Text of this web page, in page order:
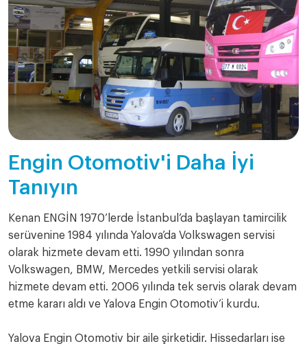
Engin Otomotiv'i Daha İyi
Tanıyın
Kenan ENGİN 1970’lerde İstanbul’da başlayan tamircilik
serüvenine 1984 yılında Yalova’da Volkswagen servisi
olarak hizmete devam etti. 1990 yılından sonra
Volkswagen, BMW, Mercedes yetkili servisi olarak
hizmete devam etti. 2006 yılında tek servis olarak devam
etme kararı aldı ve Yalova Engin Otomotiv’i kurdu.
Yalova Engin Otomotiv bir aile şirketidir. Hissedarları ise